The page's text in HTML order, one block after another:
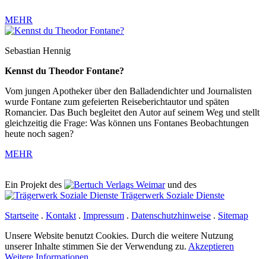
MEHR
Sebastian Hennig
Kennst du Theodor Fontane?
Vom jungen Apotheker über den Balladendichter und Journalisten
wurde Fontane zum gefeierten Reiseberichtautor und späten
Romancier. Das Buch begleitet den Autor auf seinem Weg und stellt
gleichzeitig die Frage: Was können uns Fontanes Beobachtungen
heute noch sagen?
MEHR
Ein Projekt des Verlags Weimarund des
Trägerwerk Soziale Dienste
Startseite . Kontakt . Impressum . Datenschutzhinweise . Sitemap
Unsere Website benutzt Cookies. Durch die weitere Nutzung
unserer Inhalte stimmen Sie der Verwendung zu. Akzeptieren
Weitere Informationen